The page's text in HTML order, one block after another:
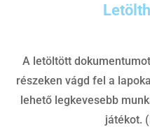
A letöltött
részeken vágd fel a
lehető legkevesebb
játékot.